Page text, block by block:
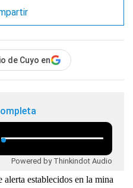
de Cuyo en
Powered by Thinkindot Audio
alerta establecidos en la mina